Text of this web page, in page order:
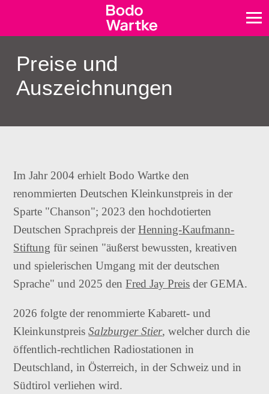
Preise und
Auszeichnungen
Im Jahr 2004 erhielt Bodo Wartke den
renommierten Deutschen Kleinkunstpreis in der
Sparte "Chanson"; 2023 den hochdotierten
Deutschen Sprachpreis derHenning-Kaufmann-
Stiftung für seinen "äußerst bewussten, kreativen
und spielerischen Umgang mit der deutschen
Sprache" und 2025 denFred Jay Preis der GEMA.
2026 folgte der renommierte Kabarett- und
KleinkunstpreisSalzburger Stier, welcher durch die
öffentlich-rechtlichen Radiostationen in
Deutschland, in Österreich, in der Schweiz und in
Südtirol verliehen wird.